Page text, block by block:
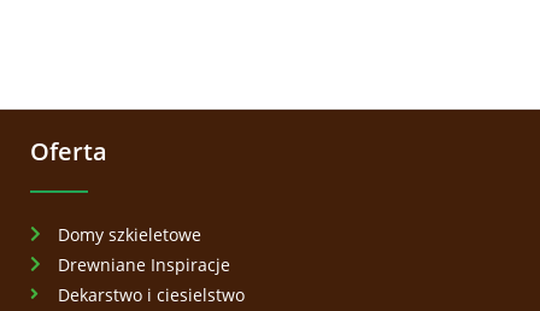
Oferta
Domy szkieletowe
Drewniane Inspiracje
Dekarstwo i ciesielstwo